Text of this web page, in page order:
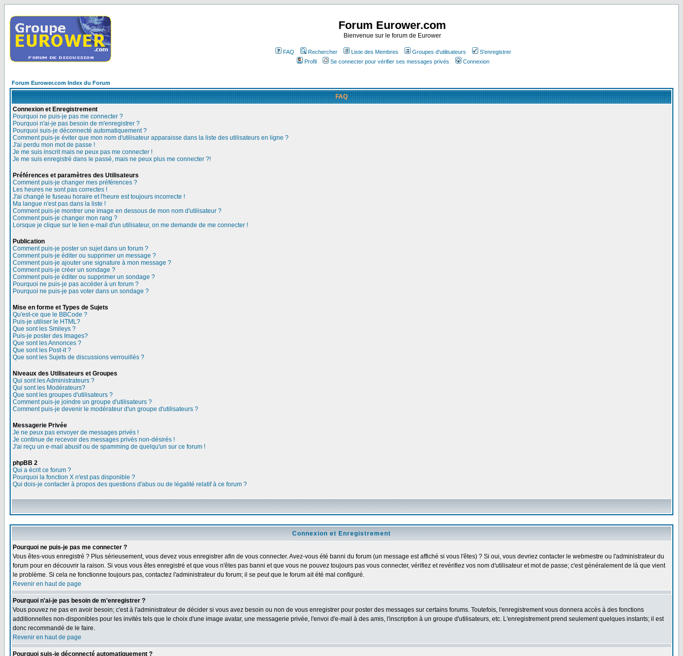
Forum Eurower.com
Bienvenue sur le forum de Eurower
FAQ Rechercher Liste des Membres Groupes d'utilisateurs
S'enregistrer
Profil
Se connecter pour vérifier ses messages privés Connexion
Forum Eurower.com Index du Forum
FAQ
Connexion et Enregistrement
Pourquoi ne puis-je pas me connecter ?
Pourquoi n'ai-je pas besoin de m'enregistrer ?
Pourquoi suis-je déconnecté automatiquement ?
Comment puis-je éviter que mon nom d'utilisateur apparaisse dans la liste des utilisateurs en ligne ?
J'ai perdu mon mot de passe !
Je me suis inscrit mais ne peux pas me connecter !
Je me suis enregistré dans le passé, mais ne peux plus me connecter ?!
Préférences et paramètres des Utilisateurs
Comment puis-je changer mes préférences ?
Les heures ne sont pas correctes !
J'ai changé le fuseau horaire et l'heure est toujours incorrecte !
Ma langue n'est pas dans la liste !
Comment puis-je montrer une image en dessous de mon nom d'utilisateur ?
Comment puis-je changer mon rang ?
Lorsque je clique sur le lien e-mail d'un utilisateur, on me demande de me connecter !
Publication
Comment puis-je poster un sujet dans un forum ?
Comment puis-je éditer ou supprimer un message ?
Comment puis-je ajouter une signature à mon message ?
Comment puis-je créer un sondage ?
Comment puis-je éditer ou supprimer un sondage ?
Pourquoi ne puis-je pas accéder à un forum ?
Pourquoi ne puis-je pas voter dans un sondage ?
Mise en forme et Types de Sujets
Qu'est-ce que le BBCode ?
Puis-je utiliser le HTML?
Que sont les Smileys ?
Puis-je poster des Images?
Que sont les Annonces ?
Que sont les Post-it ?
Que sont les Sujets de discussions verrouillés ?
Niveaux des Utilisateurs et Groupes
Qui sont les Administrateurs ?
Qui sont les Modérateurs?
Que sont les groupes d'utilisateurs ?
Comment puis-je joindre un groupe d'utilisateurs ?
Comment puis-je devenir le modérateur d'un groupe d'utilisateurs ?
Messagerie Privée
Je ne peux pas envoyer de messages privés !
Je continue de recevoir des messages privés non-désirés !
J'ai reçu un e-mail abusif ou de spamming de quelqu'un sur ce forum !
phpBB 2
Qui a écrit ce forum ?
Pourquoi la fonction X n'est pas disponible ?
Qui dois-je contacter à propos des questions d'abus ou de légalité relatif à ce forum ?
Connexion et Enregistrement
Pourquoi ne puis-je pas me connecter ?
Vous êtes-vous enregistré ? Plus sérieusement, vous devez vous enregistrer afin de vous connecter. Avez-vous été banni du forum (un message est affiché si vous l'êtes) ? Si oui, vous devriez contacter le webmestre ou l'administrateur du
forum pour en découvrir la raison. Si vous vous êtes enregistré et que vous n'êtes pas banni et que vous ne pouvez toujours pas vous connecter, vérifiez et revérifiez vos nom d'utilisateur et mot de passe; c'est généralement de là que vient
le problème. Si cela ne fonctionne toujours pas, contactez l'administrateur du forum; il se peut que le forum ait été mal configuré.
Revenir en haut de page
Pourquoi n'ai-je pas besoin de m'enregistrer ?
Vous pouvez ne pas en avoir besoin; c'est à l'administrateur de décider si vous avez besoin ou non de vous enregistrer pour poster des messages sur certains forums. Toutefois, l'enregistrement vous donnera accès à des fonctions
additionnelles non-disponibles pour les invités tels que le choix d'une image avatar, une messagerie privée, l'envoi d'e-mail à des amis, l'inscription à un groupe d'utilisateurs, etc. L'enregistrement prend seulement quelques instants; il est
donc recommandé de le faire.
Revenir en haut de page
Pourquoi suis-je déconnecté automatiquement ?